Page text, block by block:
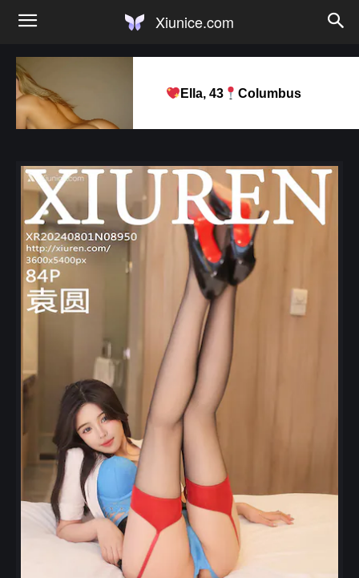
Xiunice.com
Ella, 43 Columbus